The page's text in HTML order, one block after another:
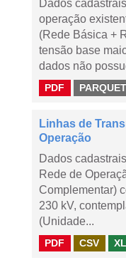
Dados
operação
(Rede Básica +
tensão base
dados não
PDF PARQUET
Linhas de
Operação
Dados
Rede de
Complementar)
230 kV,
(Unidade...
PDF CSV